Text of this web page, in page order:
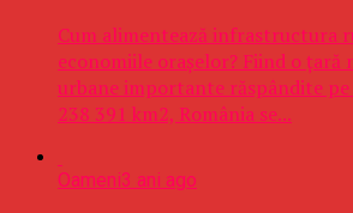
Cum alimentează infrastructura
economiile orașelor? Fiind o țară
urbane importante răspândite
238 391 km2, România se...
Oameni3 ani ago